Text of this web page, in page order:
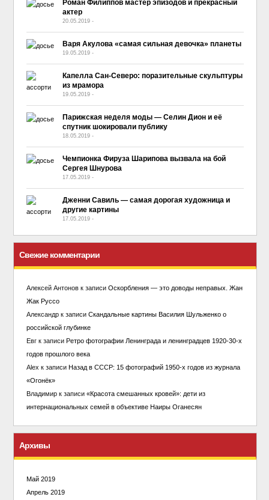
Роман Филиппов мастер эпизодов и прекрасный
актер
20.05.2019 -
Варя Акулова «самая сильная девочка» планеты
19.05.2019 -
Капелла Сан-Северо: поразительные скульптуры
из мрамора
19.05.2019 -
Парижская неделя моды — Селин Дион и её
спутник шокировали публику
18.05.2019 -
Чемпионка Фируза Шарипова вызвала на бой
Сергея Шнурова
17.05.2019 -
Дженни Савиль — самая дорогая художница и
другие картины
17.05.2019 -
Свежие комментарии
Алексей Антоновк записи Оскорбления — это доводы неправых. Жан
Жак Руссо
Александрк записи Скандальные картины Василия Шульженко о
российской глубинке
Евгк записи Ретро фотографии Ленинграда и ленинградцев 1920-30-х
годов прошлого века
Alex к записи Назад в СССР: 15 фотографий 1950-х годов из журнала
«Огонёк»
Владимирк записи «Красота смешанных кровей»: дети из
интернациональных семей в объективе Наиры Оганесян
Архивы
Май 2019
Апрель 2019